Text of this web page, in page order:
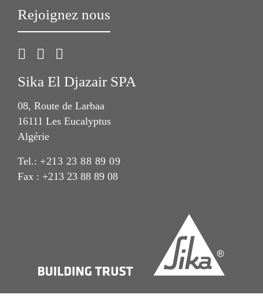
Rejoignez nous
Sika El Djazair SPA
08, Route de Larbaa
16111 Les Eucalyptus
Algérie
Tel.: +213 23 88 89 09
Fax : +213 23 88 89 08